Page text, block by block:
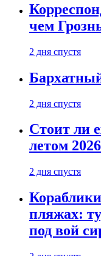
чем
2 дня спустя
2 дня спустя
Стоит ли
летом
2 дня спустя
пляжах:
под вой